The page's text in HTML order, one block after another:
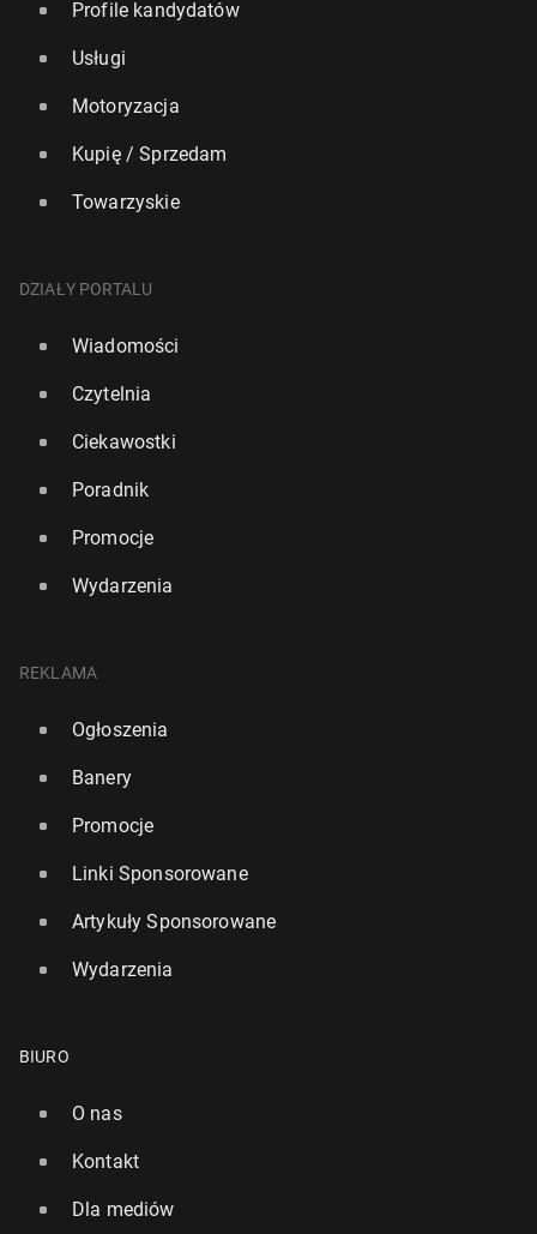
Profile kandydatów
Usługi
Motoryzacja
Kupię / Sprzedam
Towarzyskie
DZIAŁY PORTALU
Wiadomości
Czytelnia
Ciekawostki
Poradnik
Promocje
Wydarzenia
REKLAMA
Ogłoszenia
Banery
Promocje
Linki Sponsorowane
Artykuły Sponsorowane
Wydarzenia
BIURO
O nas
Kontakt
Dla mediów